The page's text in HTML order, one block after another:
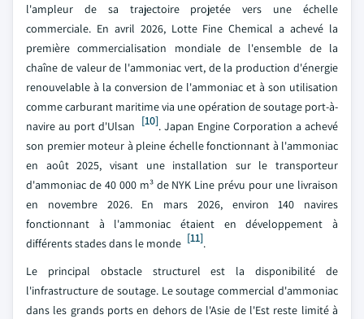
l'ampleur de sa trajectoire projetée vers une échelle
commerciale. En avril 2026, Lotte Fine Chemical a achevé la
première commercialisation mondiale de l'ensemble de la
chaîne de valeur de l'ammoniac vert, de la production d'énergie
renouvelable à la conversion de l'ammoniac et à son utilisation
comme carburant maritime via une opération de soutage port-à-
navire au port d'Ulsan [10]. Japan Engine Corporation a achevé
son premier moteur à pleine échelle fonctionnant à l'ammoniac
en août 2025, visant une installation sur le transporteur
d'ammoniac de 40 000 m³ de NYK Line prévu pour une livraison
en novembre 2026. En mars 2026, environ 140 navires
fonctionnant à l'ammoniac étaient en développement à
différents stades dans le monde [11].
Le principal obstacle structurel est la disponibilité de
l'infrastructure de soutage. Le soutage commercial d'ammoniac
dans les grands ports en dehors de l'Asie de l'Est reste limité à